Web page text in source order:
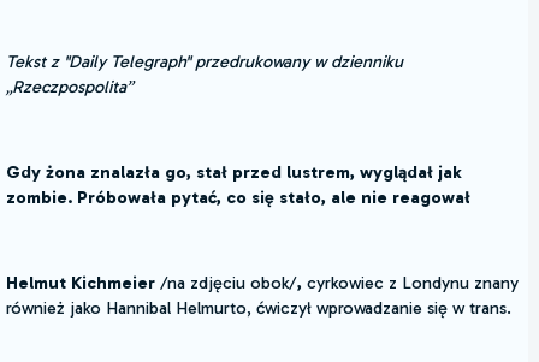
Tekst z "Daily Telegraph" przedrukowany w dzienniku
„Rzeczpospolita”
Gdy żona znalazła go, stał przed lustrem, wyglądał jak
zombie. Próbowała pytać, co się stało, ale nie reagował
Helmut Kichmeier /na zdjęciu obok/, cyrkowiec z Londynu znany
również jako Hannibal Helmurto, ćwiczył wprowadzanie się w trans.